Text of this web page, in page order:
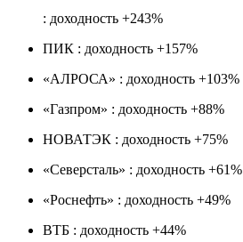
: доходность +243%
ПИК : доходность +157%
«АЛРОСА» : доходность +103%
«Газпром» : доходность +88%
НОВАТЭК : доходность +75%
«Северсталь» : доходность +61%
«Роснефть» : доходность +49%
ВТБ : доходность +44%